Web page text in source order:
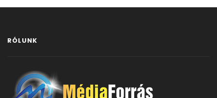
RÓLUNK